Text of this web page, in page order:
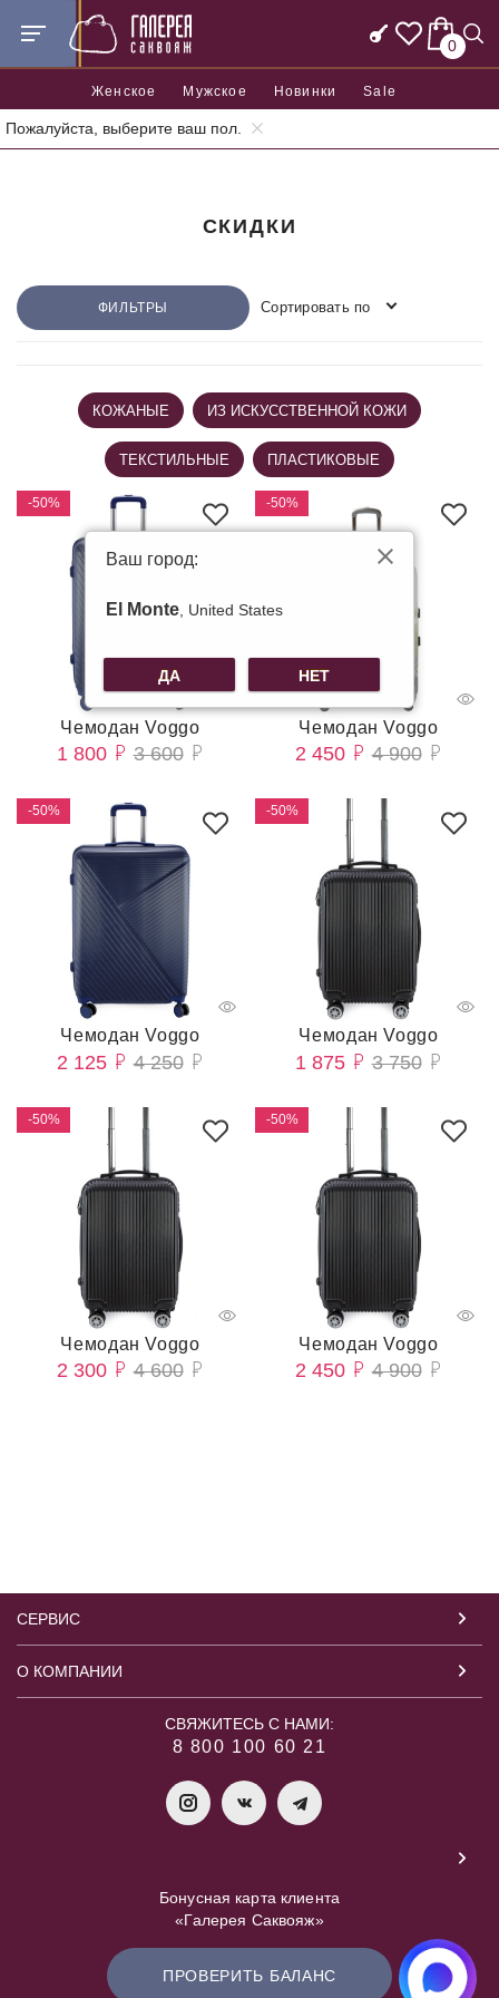
0
Женское Мужское Новинки Sale
Пожалуйста, выберите ваш пол.
Главная Скидки
СКИДКИ
ФИЛЬТРЫ Сортировать по
КОЖАНЫЕ ИЗ ИСКУССТВЕННОЙ КОЖИ
ТЕКСТИЛЬНЫЕ ПЛАСТИКОВЫЕ
-50%
Чемодан Voggo
1 800 3 600
-50%
Чемодан Voggo
2 450 4 900
-50%
Чемодан Voggo
2 125 4 250
-50%
Чемодан Voggo
1 875 3 750
-50%
Чемодан Voggo
2 300 4 600
-50%
Чемодан Voggo
2 450 4 900
СЕРВИС
О КОМПАНИИ
СВЯЖИТЕСЬ С НАМИ:
8 800 100 60 21
Бонусная карта клиента
«Галерея Саквояж»
ПРОВЕРИТЬ БАЛАНС
Ваш город:
El Monte , United States
ДА НЕТ